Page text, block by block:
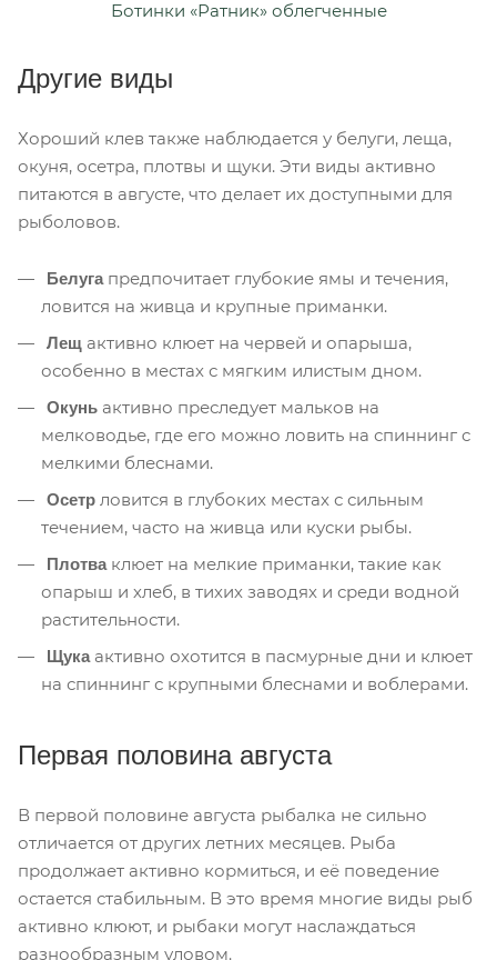
Ботинки «Ратник» облегченные
Другие виды
Хороший клев также наблюдается у белуги, леща,
окуня, осетра, плотвы и щуки. Эти виды активно
питаются в августе, что делает их доступными для
рыболовов.
Белугапредпочитает глубокие ямы и течения,
ловится на живца и крупные приманки.
Лещ активно клюет на червей и опарыша,
особенно в местах с мягким илистым дном.
Окунь активно преследует мальков на
мелководье, где его можно ловить на спиннинг с
мелкими блеснами.
Осетр ловится в глубоких местах с сильным
течением, часто на живца или куски рыбы.
Плотваклюет на мелкие приманки, такие как
опарыш и хлеб, в тихих заводях и среди водной
растительности.
Щукаактивно охотится в пасмурные дни и клюет
на спиннинг с крупными блеснами и воблерами.
Первая половина августа
В первой половине августа рыбалка не сильно
отличается от других летних месяцев. Рыба
продолжает активно кормиться, и её поведение
остается стабильным. В это время многие виды рыб
активно клюют, и рыбаки могут наслаждаться
разнообразным уловом.